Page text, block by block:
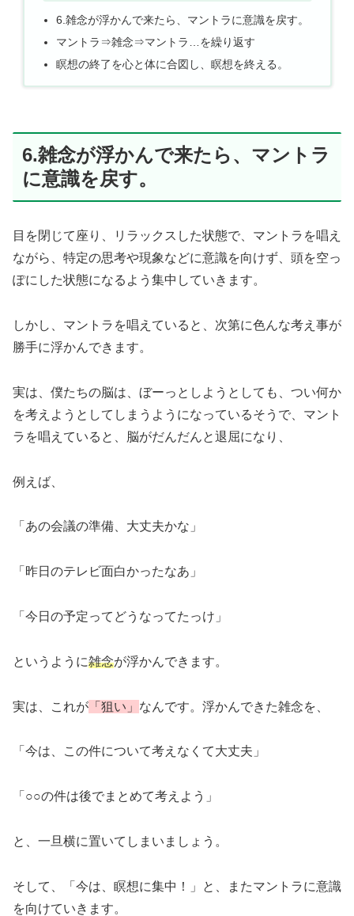
6.雑念が浮かんで来たら、マントラに意識を戻す。
マントラ⇒雑念⇒マントラ…を繰り返す
瞑想の終了を心と体に合図し、瞑想を終える。
6.雑念が浮かんで来たら、マントラ
に意識を戻す。
目を閉じて座り、リラックスした状態で、マントラを唱え
ながら、特定の思考や現象などに意識を向けず、頭を空っ
ぽにした状態になるよう集中していきます。
しかし、マントラを唱えていると、次第に色んな考え事が
勝手に浮かんできます。
実は、僕たちの脳は、ぼーっとしようとしても、つい何か
を考えようとしてしまうようになっているそうで、マント
ラを唱えていると、脳がだんだんと退屈になり、
例えば、
「あの会議の準備、大丈夫かな」
「昨日のテレビ面白かったなあ」
「今日の予定ってどうなってたっけ」
というように雑念が浮かんできます。
実は、これが 「狙い」 なんです。浮かんできた雑念を、
「今は、この件について考えなくて大丈夫」
「○○の件は後でまとめて考えよう」
と、一旦横に置いてしまいましょう。
そして、「今は、瞑想に集中！」と、またマントラに意識
を向けていきます。